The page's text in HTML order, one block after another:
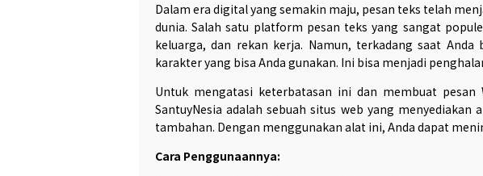
Dalam era digital yang semakin maju, pesan teks telah
dunia. Salah satu platform pesan teks yang sangat
keluarga, dan rekan kerja. Namun, terkadang saat
karakter yang bisa Anda gunakan. Ini bisa menjadi
Untuk mengatasi keterbatasan ini dan membuat pesan
SantuyNesia adalah sebuah situs web yang
tambahan. Dengan menggunakan alat ini, Anda dapat
Cara Penggunaannya: